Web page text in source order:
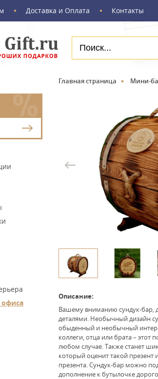
Доставка и Оплата Контакты
Главная страница Мини-
Описание:
Вашему вниманию сундук-
деталями. Необычный дизайн
обыденный и необычный
коллеги, отца или брата – этот
любом случае. Также станет
который оценит такой
презента. Сундук-бар можно
дополнение к бутылочке